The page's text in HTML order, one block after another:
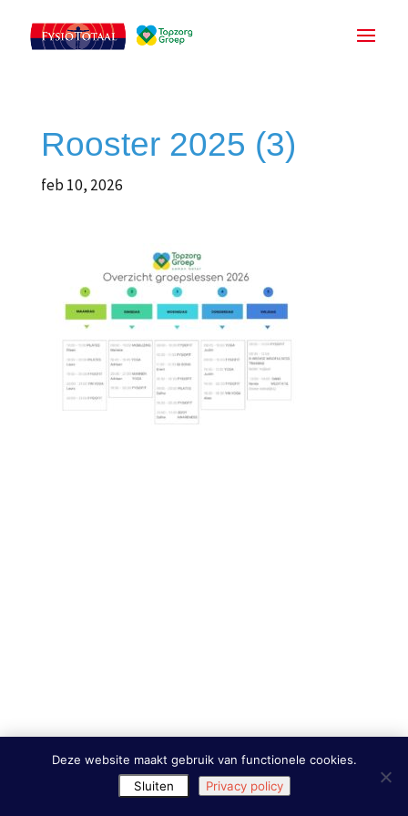
Rooster 2025 (3)
feb 10, 2026
Deze website maakt gebruik van functionele cookies.
Sluiten
Privacy policy